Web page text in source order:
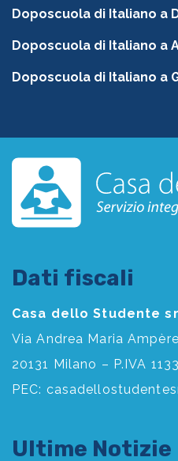
Doposcuola di Italiano a
Doposcuola di Italiano a
Doposcuola di Italiano a
Dati fiscali
Casa dello Studente
Via Andrea Maria
20131 Milano – P.IVA
PEC:
Ultime Notizie